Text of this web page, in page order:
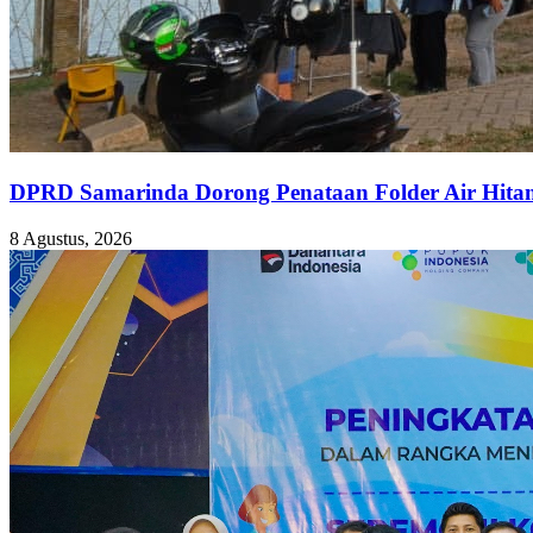
DPRD Samarinda Dorong Penataan Folder Air
8 Agustus, 2026